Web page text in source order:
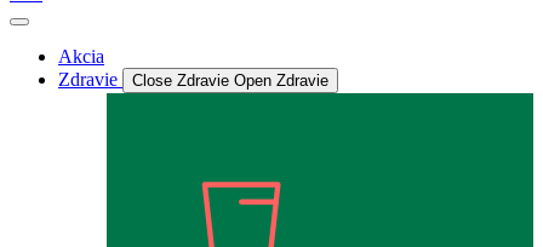
Akcia
Zdravie
Close Zdravie Open Zdravie